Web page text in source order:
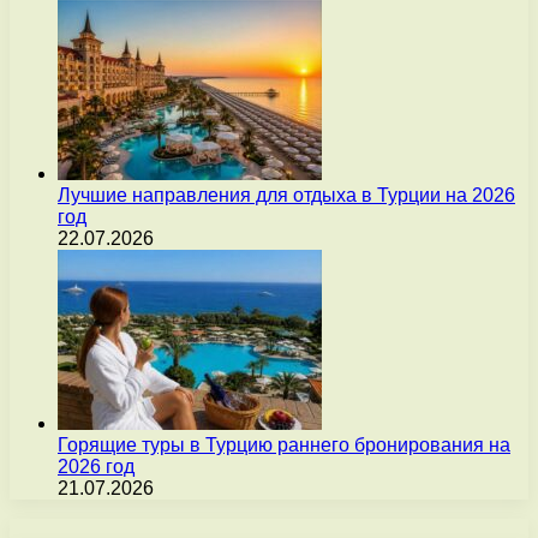
Лучшие направления для отдыха в Турции на 2026
год
22.07.2026
Горящие туры в Турцию раннего бронирования на
2026 год
21.07.2026